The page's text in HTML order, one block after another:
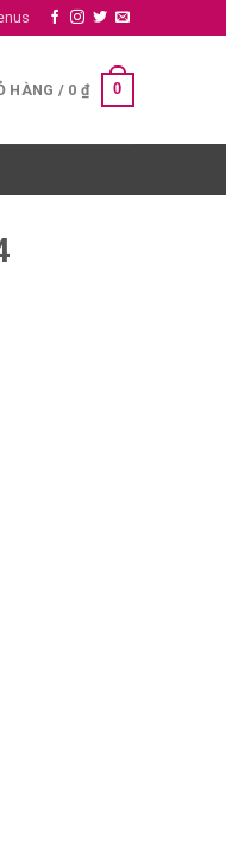
HÀNG / 0 ₫ 0